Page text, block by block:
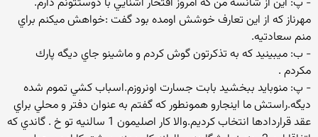
مهرناز كه از اين تعارف خوشش اومده بود گفت :خواهش ميكنم براي
منم سعادتيه.
- ب: ميبينيد كه به تذكرتون گوش كردم و ماشينو جاي ديگه پارك
مكردم .
- پ: منوبايد ببخشيد بابت جسارت اونروزم.اسباب كشي تموم شده
ديگه.راستش ما اينجارو همونطور كه گفتم به عنوان دفتر و محلي براي
عقد قراردادها انتخاب كرديم.والا كار اصليمون 1 سالنيه تو خ . گاندي كه